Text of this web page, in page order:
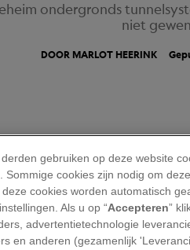
ondergronds
niet
DOOR MARLOT HEERINK
in 1940 de grotten van
met dieren, waren
gebruiken op deze website
Sommige cookies zijn nodig om
cookies worden automatisch
Als u op “Accepteren”
advertentietechnologie
en anderen (gezamenlijk